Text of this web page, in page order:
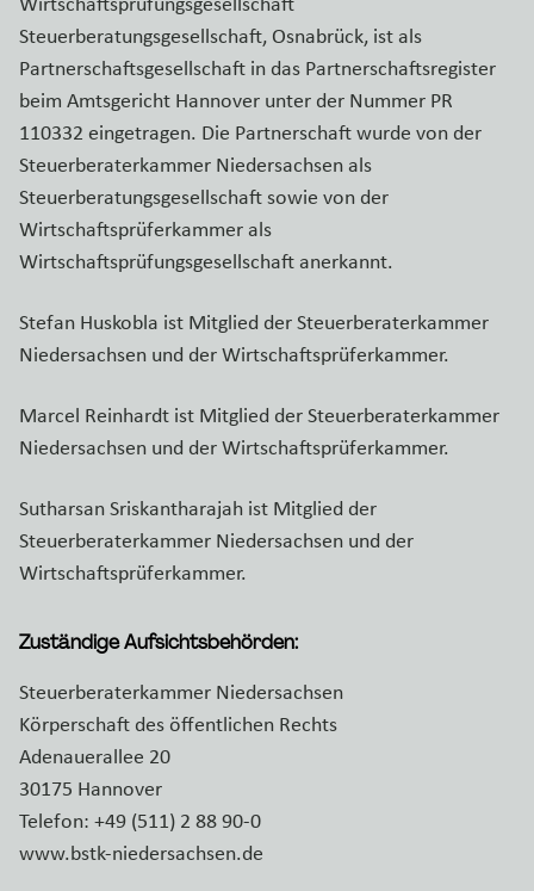
Steuerberatungsgesellschaft, Osnabrück, ist als
Partnerschaftsgesellschaft in das Partnerschaftsregister
beim Amtsgericht Hannover unter der Nummer PR
110332 eingetragen. Die Partnerschaft wurde von der
Steuerberaterkammer Niedersachsen als
Steuerberatungsgesellschaft sowie von der
Wirtschaftsprüferkammer als
Wirtschaftsprüfungsgesellschaft anerkannt.
Stefan Huskobla ist Mitglied der Steuerberaterkammer
Niedersachsen und der Wirtschaftsprüferkammer.
Marcel Reinhardt ist Mitglied der Steuerberaterkammer
Niedersachsen und der Wirtschaftsprüferkammer.
Sutharsan Sriskantharajah ist Mitglied der
Steuerberaterkammer Niedersachsen und der
Wirtschaftsprüferkammer.
Zuständige Aufsichtsbehörden:
Steuerberaterkammer Niedersachsen
Körperschaft des öffentlichen Rechts
Adenauerallee 20
30175 Hannover
Telefon: +49 (511) 2 88 90-0
www.bstk-niedersachsen.de